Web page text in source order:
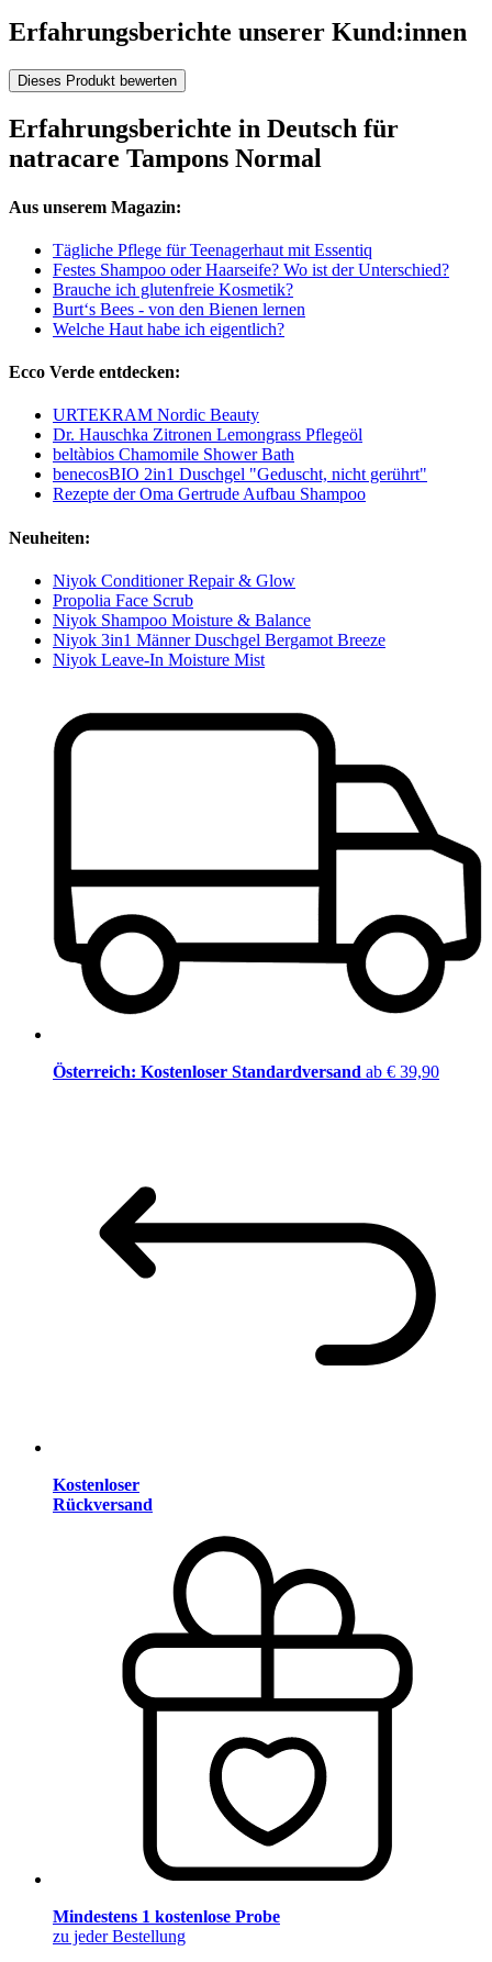
Erfahrungsberichte unserer Kund:innen
Dieses Produkt bewerten
Erfahrungsberichte in Deutsch für
natracare Tampons Normal
Aus unserem Magazin:
Tägliche Pflege für Teenagerhaut mit Essentiq
Festes Shampoo oder Haarseife? Wo ist der Unterschied?
Brauche ich glutenfreie Kosmetik?
Burt‘s Bees - von den Bienen lernen
Welche Haut habe ich eigentlich?
Ecco Verde entdecken:
URTEKRAM Nordic Beauty
Dr. Hauschka Zitronen Lemongrass Pflegeöl
beltàbios Chamomile Shower Bath
benecosBIO 2in1 Duschgel "Geduscht, nicht gerührt"
Rezepte der Oma Gertrude Aufbau Shampoo
Neuheiten:
Niyok Conditioner Repair & Glow
Propolia Face Scrub
Niyok Shampoo Moisture & Balance
Niyok 3in1 Männer Duschgel Bergamot Breeze
Niyok Leave-In Moisture Mist
Österreich: Kostenloser Standardversand ab € 39,90
Kostenloser
Rückversand
Mindestens 1 kostenlose Probe
zu jeder Bestellung